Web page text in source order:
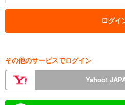
その他のサービスでログイン
Yahoo!